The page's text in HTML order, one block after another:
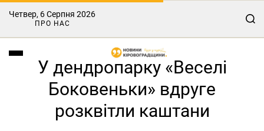
Четвер, 6 Серпня 2026
ПРО НАС
У дендропарку «Веселі
Боковеньки» вдруге
розквітли каштани